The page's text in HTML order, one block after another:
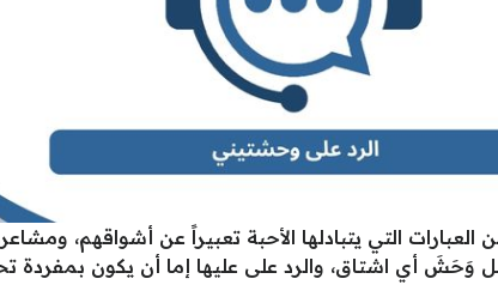
التي يتبادلها الأحبة تعبيراً عن أشواقهم،
وَحَشَ أي اشتاق، والرد على عليها إما أن يكون